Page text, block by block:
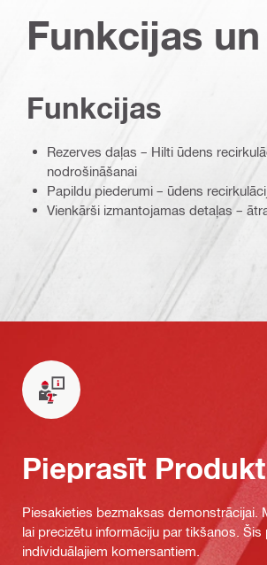
Funkcijas
Funkcijas
Rezerves daļas – Hilti ūdens
nodrošināšanai
Papildu piederumi – ūdens
Vienkārši izmantojamas detaļas –
Pieprasīt
Piesakieties bezmaksas demonstrācijai.
lai precizētu informāciju par tikšanos.
individuālajiem komersantiem.